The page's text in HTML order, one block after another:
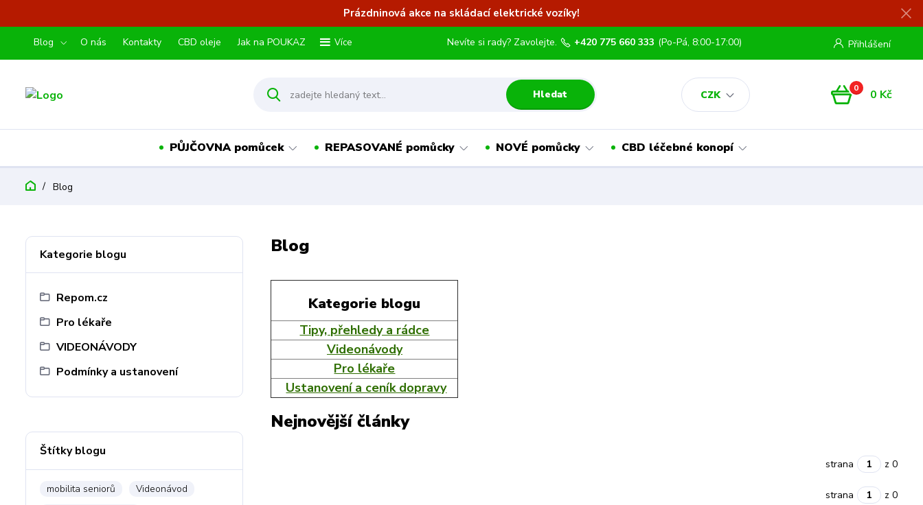
Prázdninová akce na skládací elektrické vozíky!
Blog O nás Kontakty CBD oleje Jak na POUKAZ Více
CZK
Přihlášení
Hledat
Nevíte si rady? Zavolejte. +420 775 660 333 (Po-Pá, 8:00-17:00)
0 0 Kč
PŮJČOVNA pomůcek REPASOVANÉ pomůcky NOVÉ pomůcky CBD léčebné konopí
Blog
Kategorie blogu
Repom.cz
Pro lékaře
VIDEONÁVODY
Podmínky a ustanovení
Štítky blogu
mobilita seniorů
Videonávod
Blog
Kategorie blogu
Tipy, přehledy a rádce
Videonávody
Pro lékaře
Ustanovení a ceník dopravy
Nejnovější články
strana z 0
strana z 0